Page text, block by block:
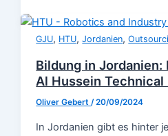
GJU, HTU,Jordanien,
Bildung in Jordanien:
Al Hussein
Oliver Gebert/20/09/2024
In Jordanien gibt es hinter